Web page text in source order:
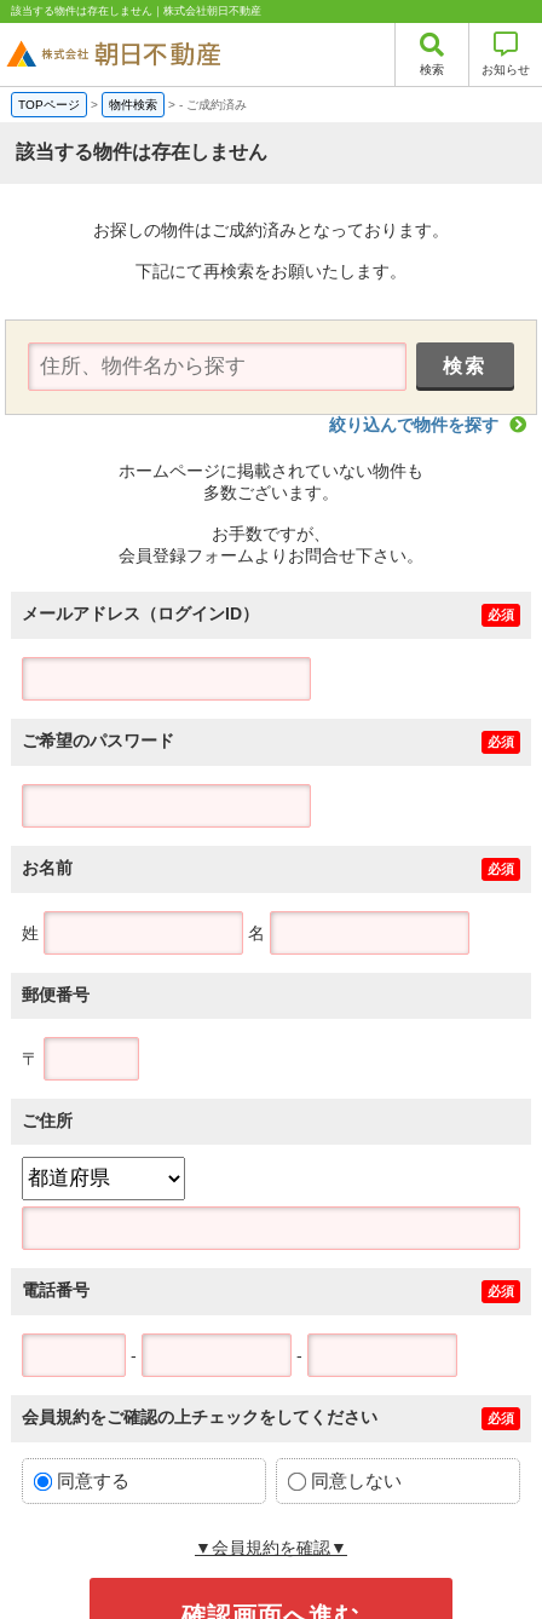
該当する物件は存在しません｜株式会社朝日不動産
検索 お知らせ
TOPページ > 物件検索 >- ご成約済み
該当する物件は存在しません
お探しの物件はご成約済みとなっております。
下記にて再検索をお願いたします。
絞り込んで物件を探す
ホームページに掲載されていない物件も
多数ございます。
お手数ですが、
会員登録フォームよりお問合せ下さい。
メールアドレス（ログインID） 必須
ご希望のパスワード 必須
お名前 必須
姓 名
郵便番号
〒
ご住所
電話番号 必須
- -
会員規約をご確認の上チェックをしてください 必須
同意する 同意しない
▼会員規約を確認▼